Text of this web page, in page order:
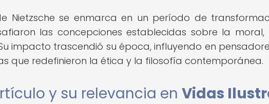
Nietzsche se enmarca en un período de
las concepciones establecidas sobre la
impacto trascendió su época, influyendo en
que redefinieron la ética y la filosofía contemporánea.
y su relevancia en Vidas